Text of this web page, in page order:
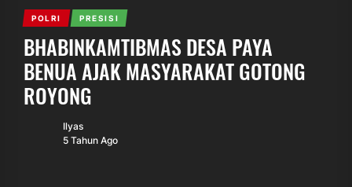
POLRI PRESISI
BHABINKAMTIBMAS DESA PAYA
BENUA AJAK MASYARAKAT GOTONG
ROYONG
Ilyas
5 Tahun Ago